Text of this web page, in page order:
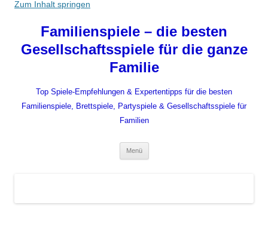
Zum Inhalt springen
Familienspiele – die besten
Gesellschaftsspiele für die ganze
Familie
Top Spiele-Empfehlungen & Expertentipps für die besten
Familienspiele, Brettspiele, Partyspiele & Gesellschaftsspiele für
Familien
Menü